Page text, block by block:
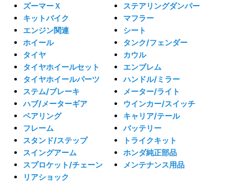
ズーマーＸ
キットバイク
エンジン関連
ホイール
タイヤ
タイヤホイールセット
タイヤホイールパーツ
ステム/ブレーキ
ハブ/メーターギア
ベアリング
フレーム
スタンド/ステップ
スイングアーム
スプロケット/チェーン
リアショック
ステアリングダンパー
マフラー
シート
タンク/フェンダー
カウル
エンブレム
ハンドル/ミラー
メーター/ライト
ウインカー/スイッチ
キャリア/テール
バッテリー
トライクキット
ホンダ純正部品
メンテナンス用品